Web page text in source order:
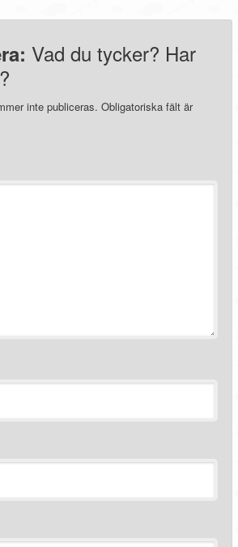
Vad du tycker? Har
inte publiceras. Obligatoriska fält är